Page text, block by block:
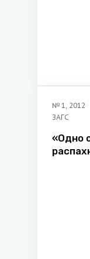
№ 1, 2012
ЗАГС
«Одно